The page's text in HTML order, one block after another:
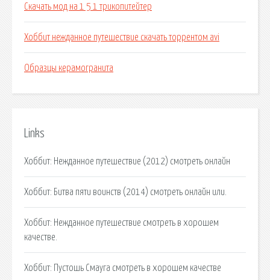
Скачать мод на 1 5 1 трикопитейтер
Хоббит нежданное путешествие скачать торрентом avi
Образцы керамогранита
Links
Хоббит: Нежданное путешествие (2012) смотреть онлайн
Хоббит: Битва пяти воинств (2014) смотреть онлайн или.
Хоббит: Нежданное путешествие смотреть в хорошем
качестве.
Хоббит: Пустошь Смауга смотреть в хорошем качестве